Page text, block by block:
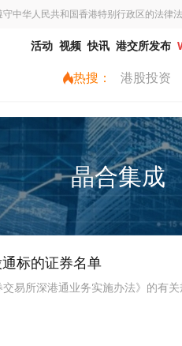
中华人民共和国香港特别行政区的法律法
活动 视频 快讯 港交所发布
热搜： 港股投资
晶合集成
标的证券名单
易所深港通业务实施办法》的有